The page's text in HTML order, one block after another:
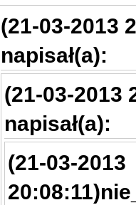
(21-03-2013
napisał(a):
(21-03-2013
napisał(a):
(21-03-2013
20:08:11)